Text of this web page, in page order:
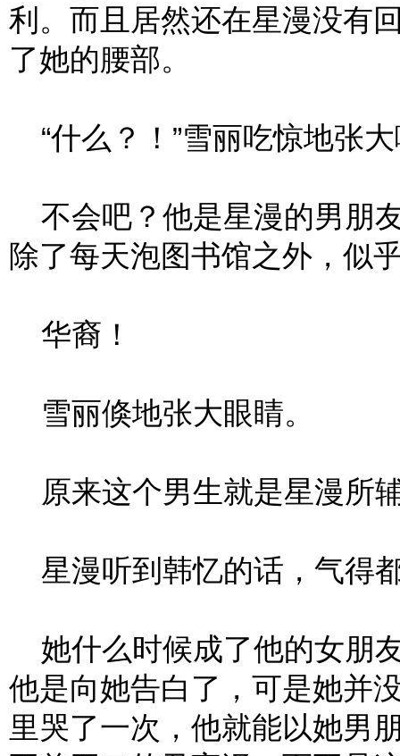
利。而且居然还在星漫没有
了她的腰部。
“什么？！”雪丽吃惊地张
不会吧？他是星漫的男朋
除了每天泡图书馆之外，
华裔！
雪丽倏地张大眼睛。
原来这个男生就是星漫所
星漫听到韩忆的话，气得
她什么时候成了他的女朋
他是向她告白了，可是她并
里哭了一次，他就能以她男